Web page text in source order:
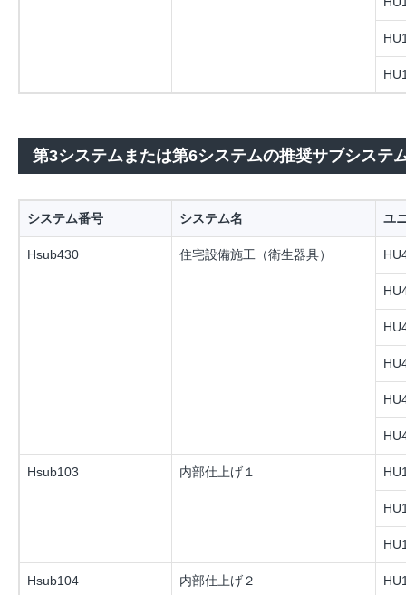
第3システムまたは第6システムの推奨サブシステ
システム番号 システム名 ユ
Hsub430 住宅設備施工（衛生器具）
Hsub103 内部仕上げ１
Hsub104 内部仕上げ２